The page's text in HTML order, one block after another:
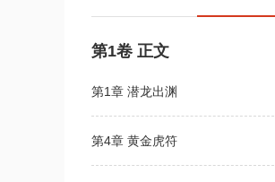
第1卷 正文
第1章 潜龙出渊
第4章 黄金虎符